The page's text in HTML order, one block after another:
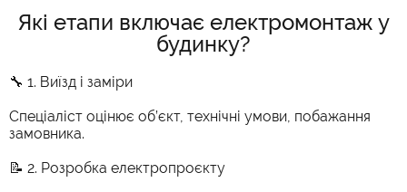
Які етапи включає електромонтаж у
будинку?
🔧 1. Виїзд і заміри
Спеціаліст оцінює об’єкт, технічні умови, побажання
замовника.
📝 2. Розробка електропроєкту